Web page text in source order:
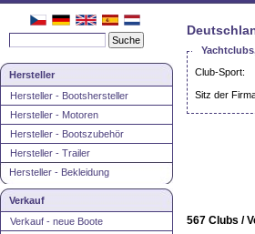
Hersteller
Hersteller - Bootshersteller
Hersteller - Motoren
Hersteller - Bootszubehör
Hersteller - Trailer
Hersteller - Bekleidung
Verkauf
Verkauf - neue Boote
Club-Sport:
Sitz der
567 Clubs /